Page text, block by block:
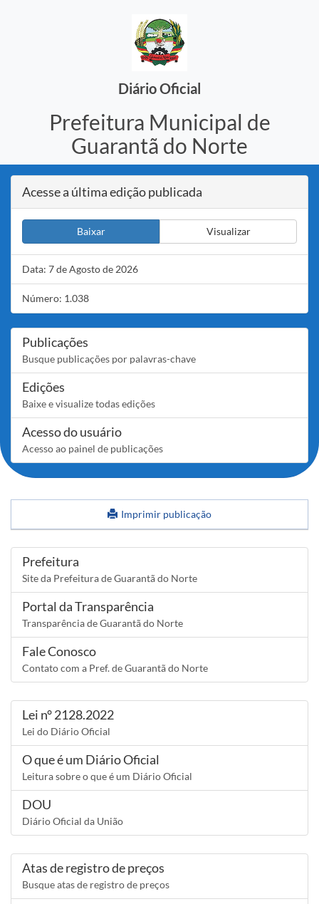
Diário Oficial
Prefeitura Municipal de
Guarantã do Norte
Acesse a última edição publicada
Baixar Visualizar
Data: 7 de Agosto de 2026
Número: 1.038
Publicações
Busque publicações por palavras-chave
Edições
Baixe e visualize todas edições
Acesso do usuário
Acesso ao painel de publicações
Imprimir publicação
LinksPrefeitura
Site da Prefeitura de Guarantã do Norte
Portal da Transparência
Transparência de Guarantã do Norte
Fale Conosco
Contato com a Pref. de Guarantã do Norte
Lei n° 2128.2022
Lei do Diário Oficial
O que é um Diário Oficial
Leitura sobre o que é um Diário Oficial
DOU
Diário Oficial da União
Atas de registro de preços
Busque atas de registro de preços